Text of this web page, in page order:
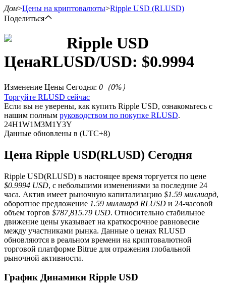
Фьючерсы
USDT-фьючерсы
Фьючерсы с использованием USDT в качестве
обеспечения
Дом>Цены на криптовалюты>Ripple USD (RLUSD)
Поделиться
Ripple USD
ЦенаRLUSD/USD: $0.9994
Изменение Цены Сегодня: 0 （0%）
Торгуйте RLUSD сейчас
Если вы не уверены, как купить Ripple USD, ознакомьтесь с
нашим полным руководством по покупке RLUSD.
24H1W1M3M1Y3Y
Данные обновлены в (UTC+8)
Цена Ripple USD(RLUSD) Сегодня
Ripple USD(RLUSD) в настоящее время торгуется по цене
$0.9994 USD, с небольшими изменениями за последние 24
часа. Актив имеет рыночную капитализацию $1.59 миллиард,
оборотное предложение 1.59 миллиард RLUSD и 24-часовой
объем торгов $787,815.79 USD. Относительно стабильное
движение цены указывает на краткосрочное равновесие
между участниками рынка. Данные о ценах RLUSD
обновляются в реальном времени на криптовалютной
торговой платформе Bitrue для отражения глобальной
рыночной активности.
График Динамики Ripple USD